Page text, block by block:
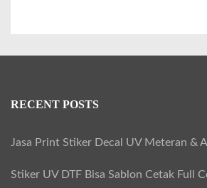
RECENT POSTS
Jasa Print Stiker Decal UV Meteran &
Stiker UV DTF Bisa Sablon Cetak Full